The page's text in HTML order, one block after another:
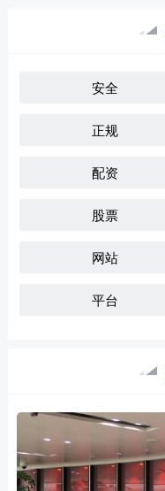
安全
正规
配资
股票
网站
平台